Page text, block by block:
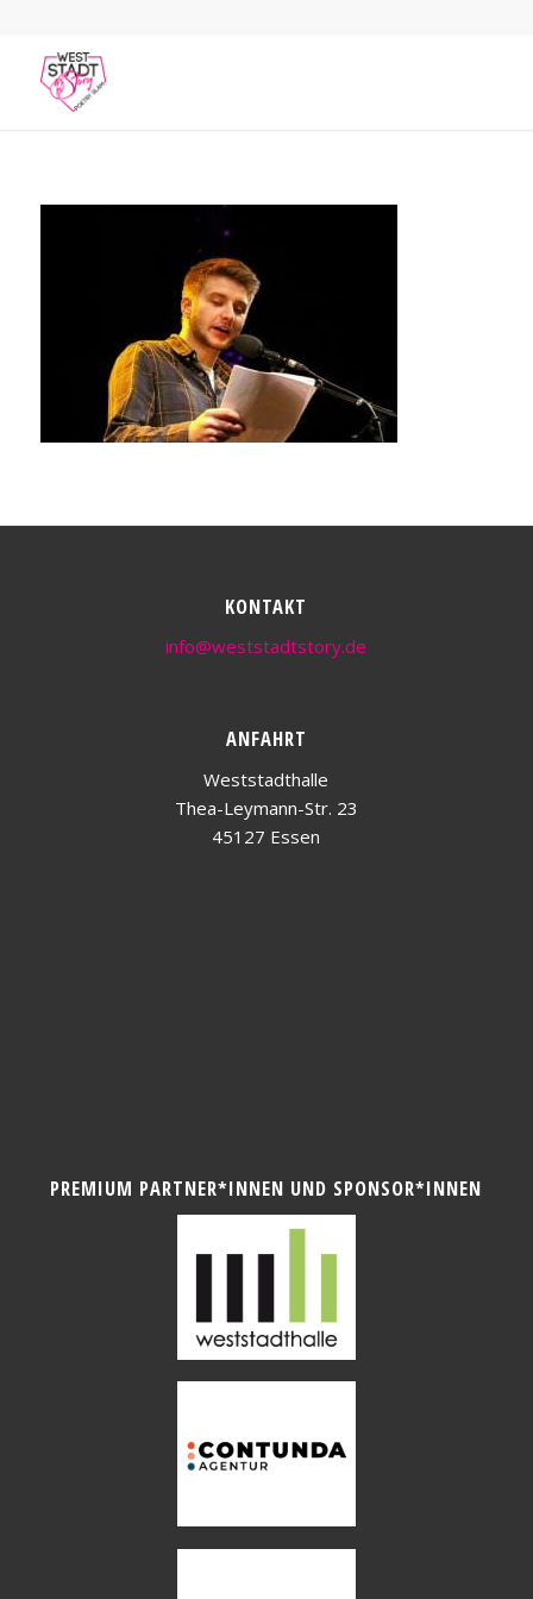
KONTAKT
info@weststadtstory.de
ANFAHRT
Weststadthalle
Thea-Leymann-Str. 23
45127 Essen
PREMIUM PARTNER*INNEN UND SPONSOR*INNEN